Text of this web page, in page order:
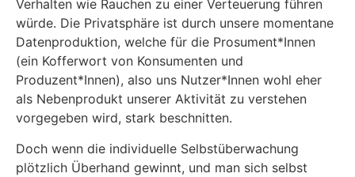
Verhalten wie Rauchen zu einer Verteuerung führen
würde. Die Privatsphäre ist durch unsere momentane
Datenproduktion, welche für die Prosument*Innen
(ein Kofferwort von Konsumenten und
Produzent*Innen), also uns Nutzer*Innen wohl eher
als Nebenprodukt unserer Aktivität zu verstehen
vorgegeben wird, stark beschnitten.
Doch wenn die individuelle Selbstüberwachung
plötzlich Überhand gewinnt, und man sich selbst